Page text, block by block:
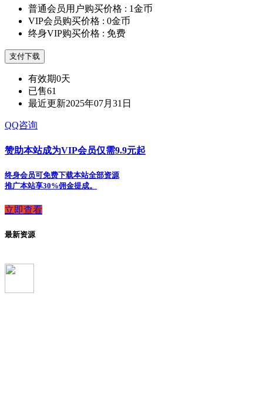
普通会员用户购买价格 : 1金币
VIP会员购买价格 : 0金币
终身VIP购买价格 : 免费
支付下载
有效期0天
已售61
最近更新2025年07月31日
QQ咨询
赞助本站成为VIP会员仅需9.9元起
终身会员可免费下载本站全部资源
推广本站享30%佣金提成。
立即查看
最新资源